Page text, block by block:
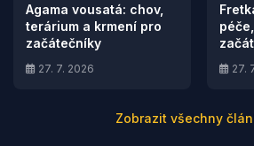
Agama vousatá: chov,
terárium a krmení pro
začátečníky
27. 7. 2026 27.
Zobrazit všechny